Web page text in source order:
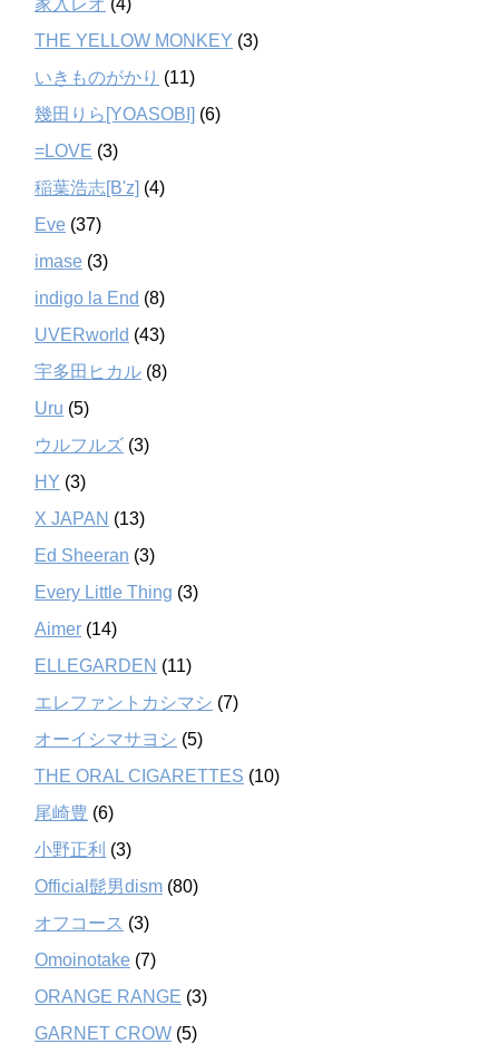
THE YELLOW MONKEY (3)
いきものがかり (11)
幾田りら[YOASOBI] (6)
=LOVE (3)
稲葉浩志[B'z] (4)
Eve (37)
imase (3)
indigo la End (8)
UVERworld (43)
宇多田ヒカル (8)
Uru (5)
ウルフルズ (3)
HY (3)
X JAPAN (13)
Ed Sheeran (3)
Every Little Thing (3)
Aimer (14)
ELLEGARDEN (11)
エレファントカシマシ (7)
オーイシマサヨシ (5)
THE ORAL CIGARETTES (10)
尾崎豊 (6)
小野正利 (3)
Official髭男dism (80)
オフコース (3)
Omoinotake (7)
ORANGE RANGE (3)
GARNET CROW (5)